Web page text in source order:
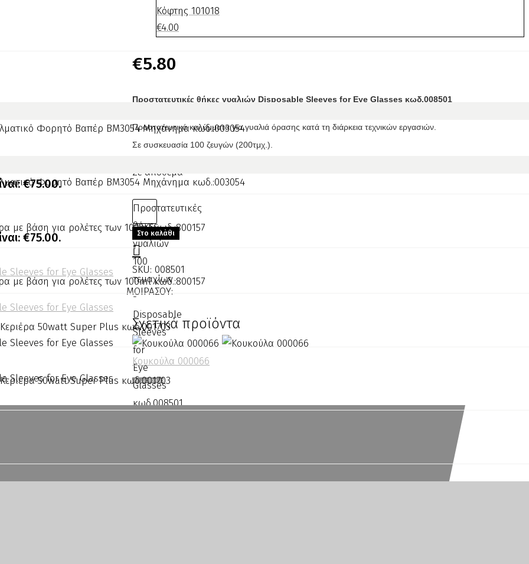
€75.00.
€75.00.
Κόφτης 101018
€4.00
€5.80
Προστατευτικές θήκες γυαλιών Disposable Sleeves for Eye Glasses κωδ.008501
Προστατευτικά καλύμματα για γυαλιά όρασης κατά τη διάρκεια τεχνικών εργασιών.
Σε συσκευασία 100 ζευγών (200τμχ.).
Σε απόθεμα
Προστατευτικές
θήκες
γυαλιών
100
τεμαχίων
-
Disposable
Sleeves
for
Eye
Glasses
κωδ.008501
Στο καλάθι
SKU: 008501
ΜΟΙΡΑΣΟΥ:
Σχετικά προϊόντα
Κουκούλα 000066
Μη Διαθέσιμο